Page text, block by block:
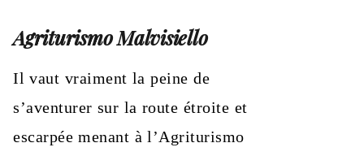
Agriturismo Malvisiello
Il vaut vraiment la peine de
s’aventurer sur la route étroite et
escarpée menant à l’Agriturismo